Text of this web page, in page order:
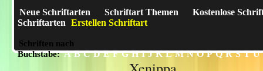
Neue Schriftarten Schriftart Themen
Kostenlose
Schriftarten Erstellen Schriftart
Schriften nach
Buchstabe:A B C D E F G H I J K L M N O P Q R S T U